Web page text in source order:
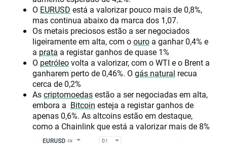
O EURUSD está a valorizar pouco mais de 0,8%,
mas continua abaixo da marca dos 1,07.
Os metais preciosos estão a ser negociados
ligeiramente em alta, com oouro a ganhar 0,4% e
a prata a registar ganhos de quase 1%
O petróleovolta a valorizar, com o WTI e o Brent a
ganharem perto de 0,46%. O gás natural recua
cerca de 0,2%
Ascriptomoedasestão a ser negociadas em alta,
embora a Bitcoin esteja a registar ganhos de
apenas 0,6%. As altcoins estão em destaque,
como a Chainlink que está a valorizar mais de 8%